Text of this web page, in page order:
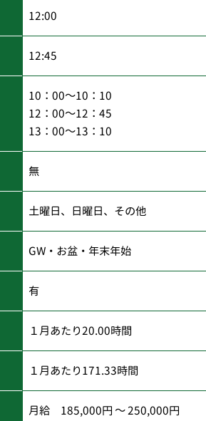
12:00
12:45
10：00～10：10
12：00～12：45
13：00～13：10
無
土曜日、日曜日、その他
GW・お盆・年末年始
有
１月あたり20.00時間
１月あたり171.33時間
月給 185,000円 ～ 250,000円